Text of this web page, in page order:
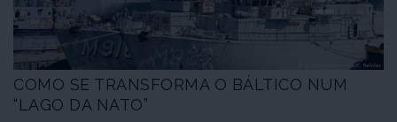
aumentando exponencialmente o tráfego aéreo militar,
enquanto a actividade da aviação civil é restringida por
causa do COVID.
COMO SE TRANSFORMA O BÁLTICO NUM
“LAGO DA NATO”